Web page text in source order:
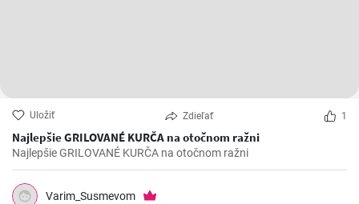
Uložiť Zdieľať 1
Najlepšie GRILOVANÉ KURČA na otočnom ražni
Najlepšie GRILOVANÉ KURČA na otočnom ražni
Varim_Susmevom